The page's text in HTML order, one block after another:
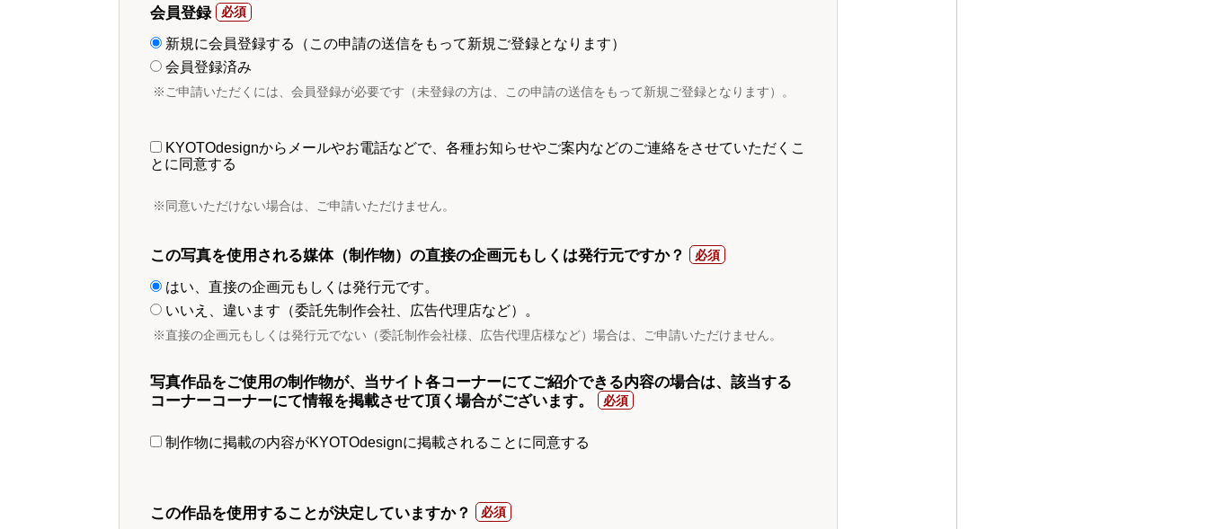
会員登録
新規に会員登録する（この申請の送信をもって新規ご登録となります）
会員登録済み
※ご申請いただくには、会員登録が必要です（未登録の方は、この申請の送信をもって新規ご登録となります）。
KYOTOdesignからメールやお電話などで、各種お知らせやご案内などのご連絡をさせていただくこ
とに同意する
※同意いただけない場合は、ご申請いただけません。
この写真を使用される媒体（制作物）の直接の企画元もしくは発行元ですか？
はい、直接の企画元もしくは発行元です。
いいえ、違います（委託先制作会社、広告代理店など）。
※直接の企画元もしくは発行元でない（委託制作会社様、広告代理店様など）場合は、ご申請いただけません。
写真作品をご使用の制作物が、当サイト各コーナーにてご紹介できる内容の場合は、該当する
コーナーコーナーにて情報を掲載させて頂く場合がございます。
制作物に掲載の内容がKYOTOdesignに掲載されることに同意する
この作品を使用することが決定していますか？